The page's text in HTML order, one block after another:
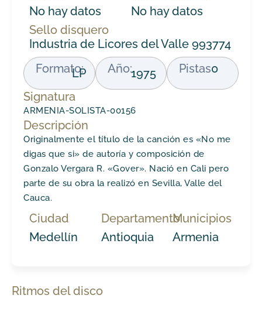
No hay datos
No hay datos
Sello disquero
Industria de Licores del Valle 993774
Formato:
LP Año:1975 Pistas0
Signatura
ARMENIA-SOLISTA-00156
Descripción
Originalmente el título de la canción es «No me
digas que si» de autoría y composición de
Gonzalo Vergara R. «Gover». Nació en Cali pero
parte de su obra la realizó en Sevilla, Valle del
Cauca.
Ciudad
Medellín
Departamento
Antioquia
Municipios
Armenia
Ritmos del disco